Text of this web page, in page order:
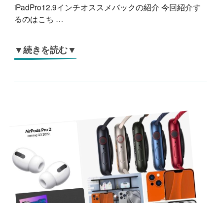
iPadPro12.9インチオススメバックの紹介 今回紹介す
るのはこち …
▼続きを読む▼